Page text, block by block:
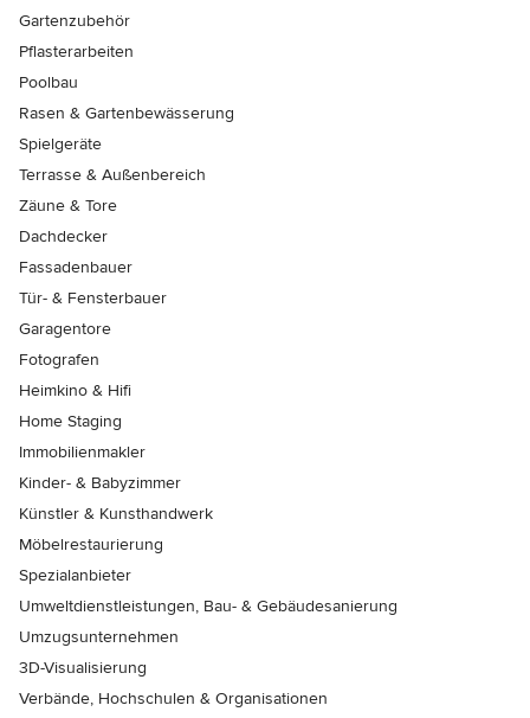
Gartenzubehör
Pflasterarbeiten
Poolbau
Rasen & Gartenbewässerung
Spielgeräte
Terrasse & Außenbereich
Zäune & Tore
Dachdecker
Fassadenbauer
Tür- & Fensterbauer
Garagentore
Fotografen
Heimkino & Hifi
Home Staging
Immobilienmakler
Kinder- & Babyzimmer
Künstler & Kunsthandwerk
Möbelrestaurierung
Spezialanbieter
Umweltdienstleistungen, Bau- & Gebäudesanierung
Umzugsunternehmen
3D-Visualisierung
Verbände, Hochschulen & Organisationen